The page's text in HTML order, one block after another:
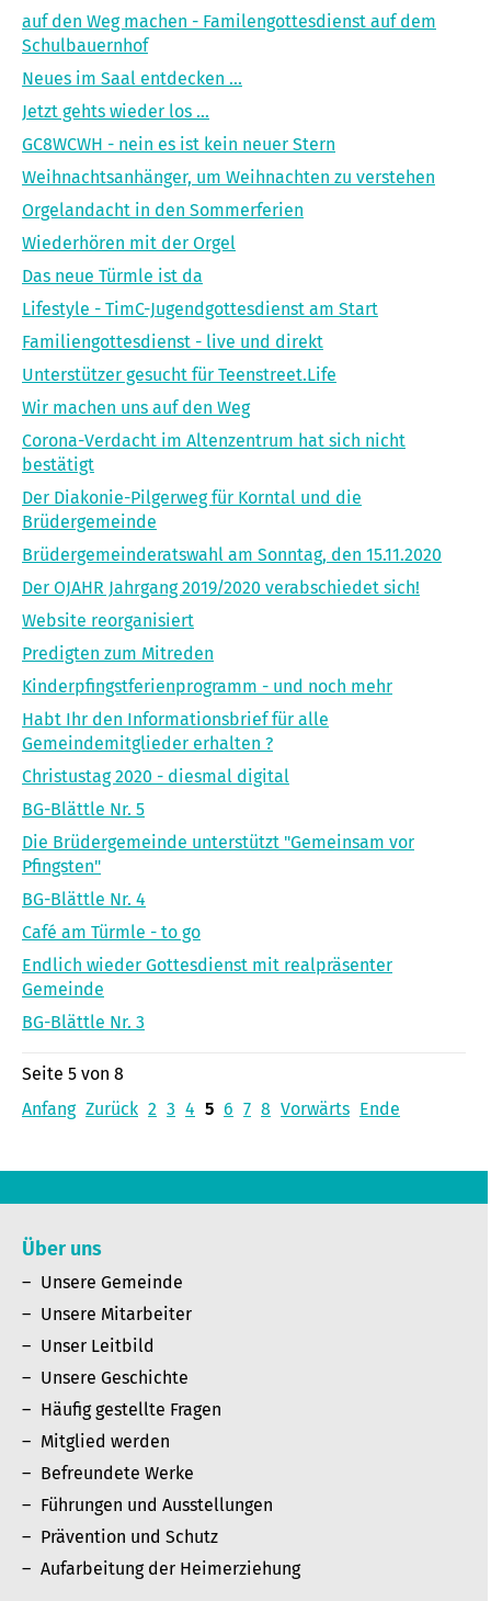
auf den Weg machen - Familengottesdienst auf dem
Schulbauernhof
Neues im Saal entdecken ...
Jetzt gehts wieder los ...
GC8WCWH - nein es ist kein neuer Stern
Weihnachtsanhänger, um Weihnachten zu verstehen
Orgelandacht in den Sommerferien
Wiederhören mit der Orgel
Das neue Türmle ist da
Lifestyle - TimC-Jugendgottesdienst am Start
Familiengottesdienst - live und direkt
Unterstützer gesucht für Teenstreet.Life
Wir machen uns auf den Weg
Corona-Verdacht im Altenzentrum hat sich nicht
bestätigt
Der Diakonie-Pilgerweg für Korntal und die
Brüdergemeinde
Brüdergemeinderatswahl am Sonntag, den 15.11.2020
Der OJAHR Jahrgang 2019/2020 verabschiedet sich!
Website reorganisiert
Predigten zum Mitreden
Kinderpfingstferienprogramm - und noch mehr
Habt Ihr den Informationsbrief für alle
Gemeindemitglieder erhalten ?
Christustag 2020 - diesmal digital
BG-Blättle Nr. 5
Die Brüdergemeinde unterstützt "Gemeinsam vor
Pfingsten"
BG-Blättle Nr. 4
Café am Türmle - to go
Endlich wieder Gottesdienst mit realpräsenter
Gemeinde
BG-Blättle Nr. 3
Seite 5 von 8
Anfang Zurück 2 3 4 5 6 7 8 Vorwärts Ende
Über uns
Unsere Gemeinde
Unsere Mitarbeiter
Unser Leitbild
Unsere Geschichte
Häufig gestellte Fragen
Mitglied werden
Befreundete Werke
Führungen und Ausstellungen
Prävention und Schutz
Aufarbeitung der Heimerziehung